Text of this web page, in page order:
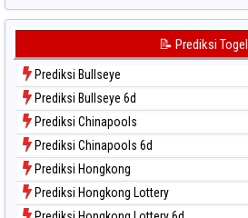
Data Togel Sydney Lotto
Data Togel Sydney Pools 6d
Data Togel Taipei
Data Togel Taiwan
📝 Prediksi Togel
Prediksi Bullseye
Prediksi Bullseye 6d
Prediksi Chinapools
Prediksi Chinapools 6d
Prediksi Hongkong
Prediksi Hongkong Lottery